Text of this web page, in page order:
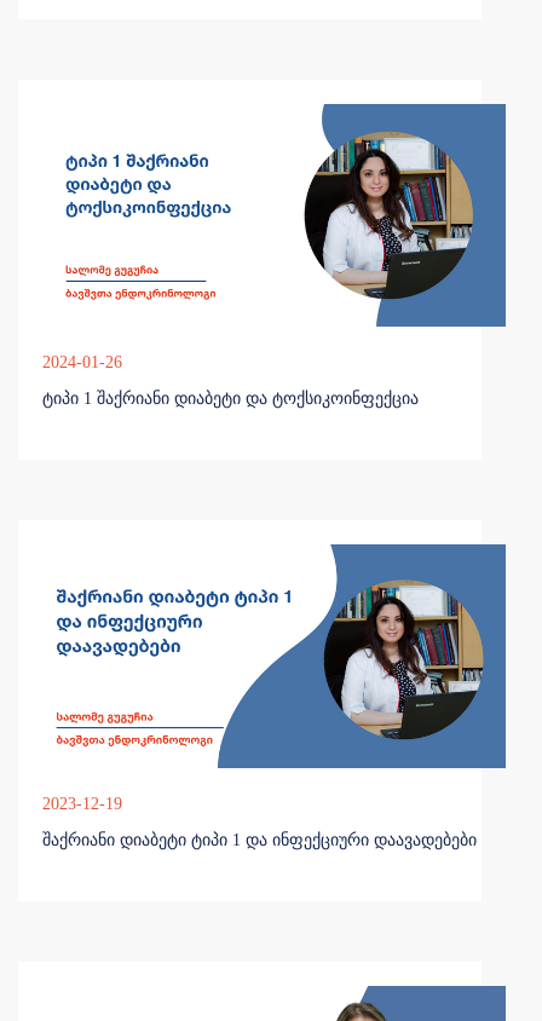
2024-01-26
ტიპი 1 შაქრიანი დიაბეტი და ტოქსიკოინფექცია
2023-12-19
შაქრიანი დიაბეტი ტიპი 1 და ინფექციური დაავადებები